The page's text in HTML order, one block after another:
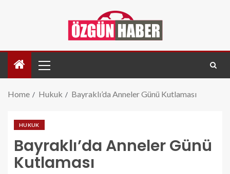
Home Hukuk Bayraklı’da Anneler Günü Kutlaması
HUKUK
Bayraklı’da Anneler Günü
Kutlaması